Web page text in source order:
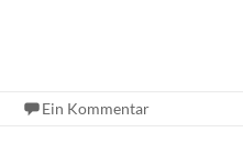
Ein Kommentar